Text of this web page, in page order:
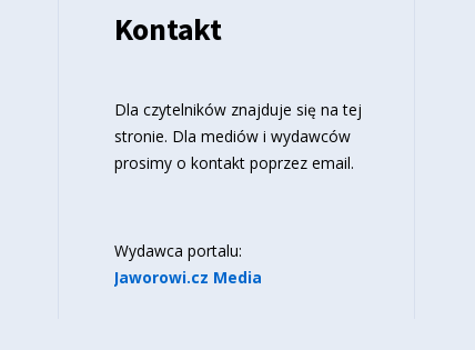
Kontakt
Dla czytelników znajduje się na tej
stronie. Dla mediów i wydawców
prosimy o kontakt poprzez email.
Wydawca portalu:
Jaworowi.cz Media